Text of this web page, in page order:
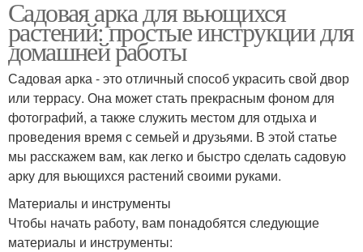
Садовая арка для вьющихся
растений: простые инструкции для
домашней работы
Садовая арка - это отличный способ украсить свой двор
или террасу. Она может стать прекрасным фоном для
фотографий, а также служить местом для отдыха и
проведения время с семьей и друзьями. В этой статье
мы расскажем вам, как легко и быстро сделать садовую
арку для вьющихся растений своими руками.
Материалы и инструменты
Чтобы начать работу, вам понадобятся следующие
материалы и инструменты: